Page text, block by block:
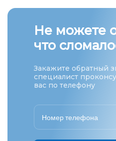
Не можете
что
Закажите обратный
специалист
вас по телефону